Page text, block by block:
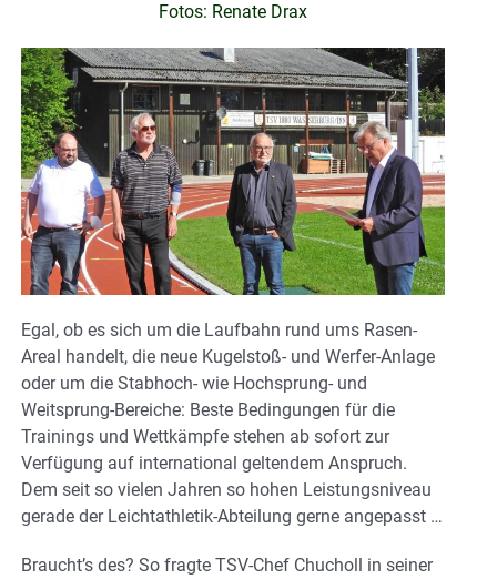
Fotos: Renate Drax
Egal, ob es sich um die Laufbahn rund ums Rasen-
Areal handelt, die neue Kugelstoß- und Werfer-Anlage
oder um die Stabhoch- wie Hochsprung- und
Weitsprung-Bereiche: Beste Bedingungen für die
Trainings und Wettkämpfe stehen ab sofort zur
Verfügung auf international geltendem Anspruch.
Dem seit so vielen Jahren so hohen Leistungsniveau
gerade der Leichtathletik-Abteilung gerne angepasst …
Braucht’s des? So fragte TSV-Chef Chucholl in seiner